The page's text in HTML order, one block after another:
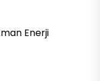
Enerji